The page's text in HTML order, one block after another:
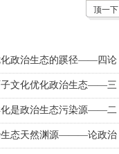
顶一下
化政治生态的蹊径——四论
子文化优化政治生态——三
化是政治生态污染源——二
生态天然渊源———论政治